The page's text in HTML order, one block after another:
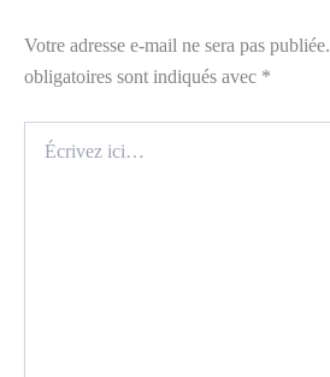
Votre adresse e-mail ne sera pas publiée.
obligatoires sont indiqués avec *
ici…